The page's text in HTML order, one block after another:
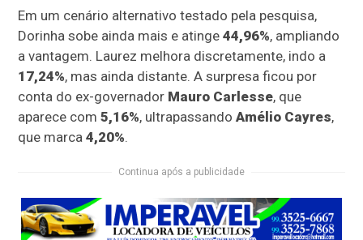
Em um cenário alternativo testado pela pesquisa,
Dorinha sobe ainda mais e atinge44,96%, ampliando
a vantagem. Laurez melhora discretamente, indo a
17,24%, mas ainda distante. A surpresa ficou por
conta do ex-governador Mauro Carlesse, que
aparece com5,16%, ultrapassandoAmélio Cayres,
que marca4,20%.
Continua após a publicidade